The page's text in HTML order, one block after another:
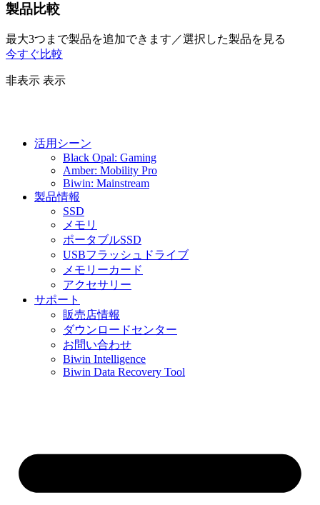
製品比較
最大3つまで製品を追加できます／選択した製品を見る
今すぐ比較
非表示 表示
活用シーン
Black Opal: Gaming
Amber: Mobility Pro
Biwin: Mainstream
製品情報
SSD
メモリ
ポータブルSSD
USBフラッシュドライブ
メモリーカード
アクセサリー
サポート
販売店情報
ダウンロードセンター
お問い合わせ
Biwin Intelligence
Biwin Data Recovery Tool